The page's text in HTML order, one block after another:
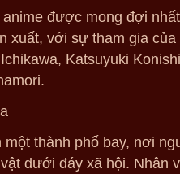
được mong đợi
xuất, với sự tham gia của
Katsuyuki
một thành phố bay, nơi
dưới đáy xã hội. Nhân